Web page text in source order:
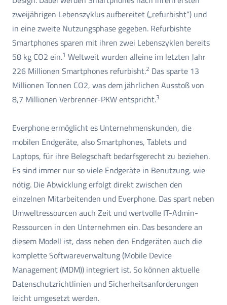
zweijährigen Lebenszyklus aufbereitet („refurbisht“) und
in eine zweite Nutzungsphase gegeben. Refurbishte
Smartphones sparen mit ihren zwei Lebenszyklen bereits
58 kg CO2 ein.1 Weltweit wurden alleine im letzten Jahr
226 Millionen Smartphones refurbisht.2 Das sparte 13
Millionen Tonnen CO2, was dem jährlichen Ausstoß von
8,7 Millionen Verbrenner-PKW entspricht.3
Everphone ermöglicht es Unternehmenskunden, die
mobilen Endgeräte, also Smartphones, Tablets und
Laptops, für ihre Belegschaft bedarfsgerecht zu beziehen.
Es sind immer nur so viele Endgeräte in Benutzung, wie
nötig. Die Abwicklung erfolgt direkt zwischen den
einzelnen Mitarbeitenden und Everphone. Das spart neben
Umweltressourcen auch Zeit und wertvolle IT-Admin-
Ressourcen in den Unternehmen ein. Das besondere an
diesem Modell ist, dass neben den Endgeräten auch die
komplette Softwareverwaltung (Mobile Device
Management (MDM)) integriert ist. So können aktuelle
Datenschutzrichtlinien und Sicherheitsanforderungen
leicht umgesetzt werden.